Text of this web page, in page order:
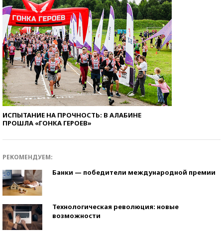
ИСПЫТАНИЕ НА ПРОЧНОСТЬ: В АЛАБИНЕ
ПРОШЛА «ГОНКА ГЕРОЕВ»
РЕКОМЕНДУЕМ:
Банки — победители международной премии
Технологическая революция: новые
возможности